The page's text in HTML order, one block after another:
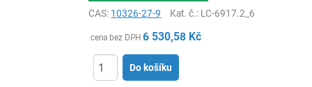
CAS: 10326-27-9 Kat. č.: LC-6917.2_6
cena bez DPH 6 530,58 Kč
Do košíku